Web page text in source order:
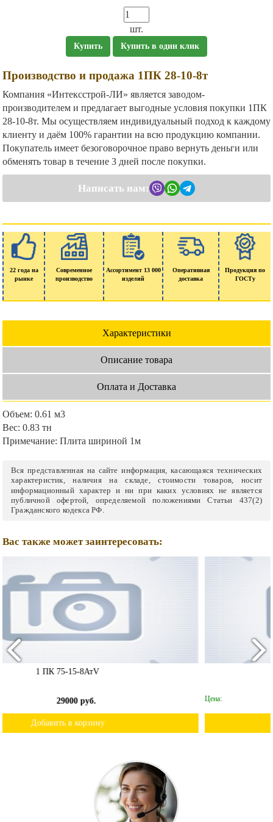
шт.
Купить Купить в один клик
Производство и продажа 1ПК 28-10-8т
Компания «Интексстрой-ЛИ» является заводом-
производителем и предлагает выгодные условия покупки 1ПК
28-10-8т. Мы осуществляем индивидуальный подход к каждому
клиенту и даём 100% гарантии на всю продукцию компании.
Покупатель имеет безоговорочное право вернуть деньги или
обменять товар в течение 3 дней после покупки.
Написать нам:
22 года на
рынке
Современное
производство
Ассортимент 13 000
изделий
Оперативная
доставка
Продукция по
ГОСТу
Характеристики
Описание товара
Оплата и Доставка
Объем: 0.61 м3
Вес: 0.83 тн
Примечание: Плита шириной 1м
Вся представленная на сайте информация, касающаяся технических
характеристик, наличия на складе, стоимости товаров, носит
информационный характер и ни при каких условиях не является
публичной офертой, определяемой положениями Статьи 437(2)
Гражданского кодекса РФ.
Вас также может заинтересовать:
Добавить в корзину